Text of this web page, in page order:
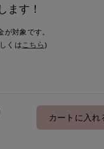
ます！
対象です。
くはこちら )
カートに入れ